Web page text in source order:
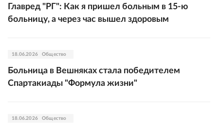
Главред "РГ": Как я пришел больным в 15-ю
больницу, а через час вышел здоровым
18.06.2026 Общество
Больница в Вешняках стала победителем
Спартакиады "Формула жизни"
18.06.2026 Общество